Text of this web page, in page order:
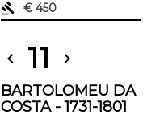
gavel
€ 450
chevron_left 11 chevron_right
BARTOLOMEU DA
COSTA - 1731-1801